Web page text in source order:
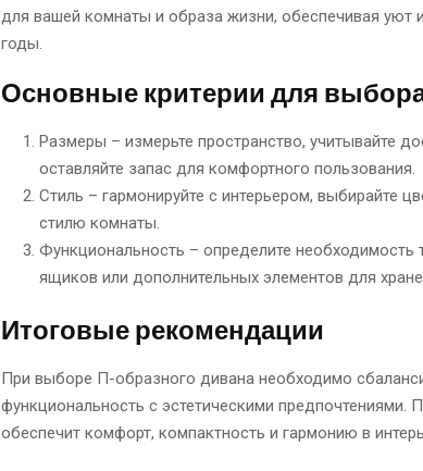
для вашей комнаты и образа жизни, обеспечивая уют
годы.
Основные критерии для
Размеры – измерьте пространство, учитывайте
оставляйте запас для комфортного пользования.
Стиль – гармонируйте с интерьером, выбирайте
стилю комнаты.
Функциональность – определите необходимость
ящиков или дополнительных элементов для
Итоговые рекомендации
При выборе П-образного дивана необходимо
функциональность с эстетическими предпочтениями.
обеспечит комфорт, компактность и гармонию в